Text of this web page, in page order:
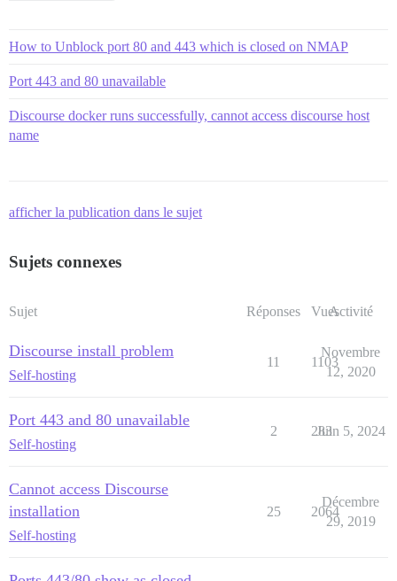
How to Unblock port 80 and 443 which is closed on NMAP
Port 443 and 80 unavailable
Discourse docker runs successfully, cannot access discourse host
name
afficher la publication dans le sujet
Sujets connexes
Sujet Réponses VuesActivité
Discourse install problem
Self-hosting
11 1103
Novembre
12, 2020
Port 443 and 80 unavailable
Self-hosting
2 283
Juin 5, 2024
Cannot access Discourse
installation
Self-hosting
25 2064
Décembre
29, 2019